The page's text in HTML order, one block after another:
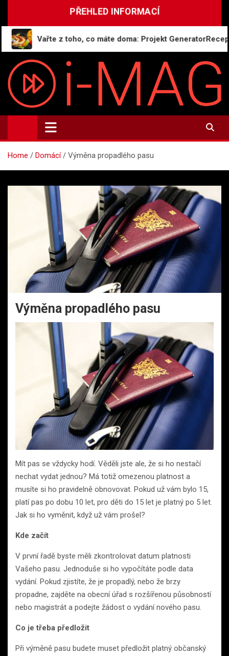
content
PŘEHLED INFORMACÍ
Vařte z toho, co máte doma: Projekt
i-MAG.CZ
Informační magazín | Public Relations
Home Domácí Výměna propadlého pasu
Výměna propadlého pasu
Mít pas se vždycky hodí. Věděli jste ale, že si ho nestačí
nechat vydat jednou? Má totiž omezenou platnost a
musíte si ho pravidelně obnovovat. Pokud už vám bylo 15,
platí pas po dobu 10 let, pro děti do 15 let je platný po 5 let.
Jak si ho vyměnit, když už vám prošel?
Kde začít
V první řadě byste měli zkontrolovat datum platnosti
Vašeho pasu. Jednoduše si ho vypočítáte podle data
vydání. Pokud zjistíte, že je propadlý, nebo že brzy
propadne, zajděte na obecní úřad s rozšířenou působností
nebo magistrát a podejte žádost o vydání nového pasu.
Co je třeba předložit
Při výměně pasu budete muset předložit platný občanský